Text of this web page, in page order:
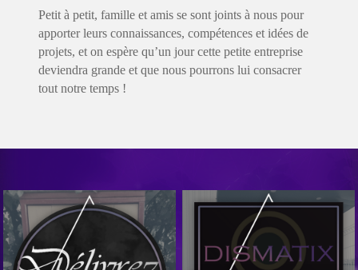
Petit à petit, famille et amis se sont joints à nous pour
apporter leurs connaissances, compétences et idées de
projets, et on espère qu’un jour cette petite entreprise
deviendra grande et que nous pourrons lui consacrer
tout notre temps !